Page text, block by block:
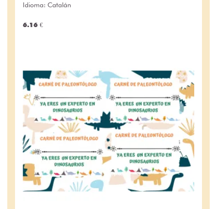
Idioma: Catalán
6.16 €